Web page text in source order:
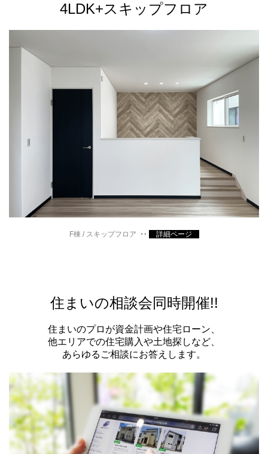
4LDK+スキップフロア
F棟 / スキップフロア ‥ 詳細ページ
住まいの相談会同時開催!!
住まいのプロが資金計画や住宅ローン、
他エリアでの住宅購入や土地探しなど、
あらゆるご相談にお答えします。